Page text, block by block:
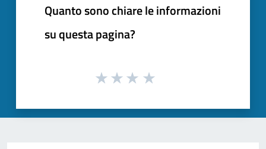
Quanto sono chiare le informazioni
su questa pagina?